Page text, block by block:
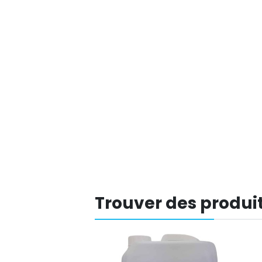
Trouver des